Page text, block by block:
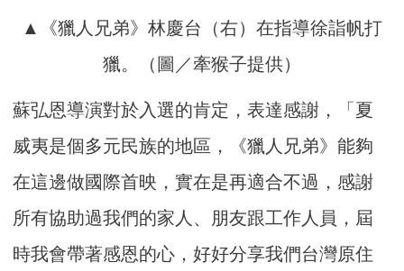
▲《獵人兄弟》林慶台（右）在指導徐詣帆打
獵。（圖／牽猴子提供）
蘇弘恩導演對於入選的肯定，表達感謝，「夏
威夷是個多元民族的地區，《獵人兄弟》能夠
在這邊做國際首映，實在是再適合不過，感謝
所有協助過我們的家人、朋友跟工作人員，屆
時我會帶著感恩的心，好好分享我們台灣原住